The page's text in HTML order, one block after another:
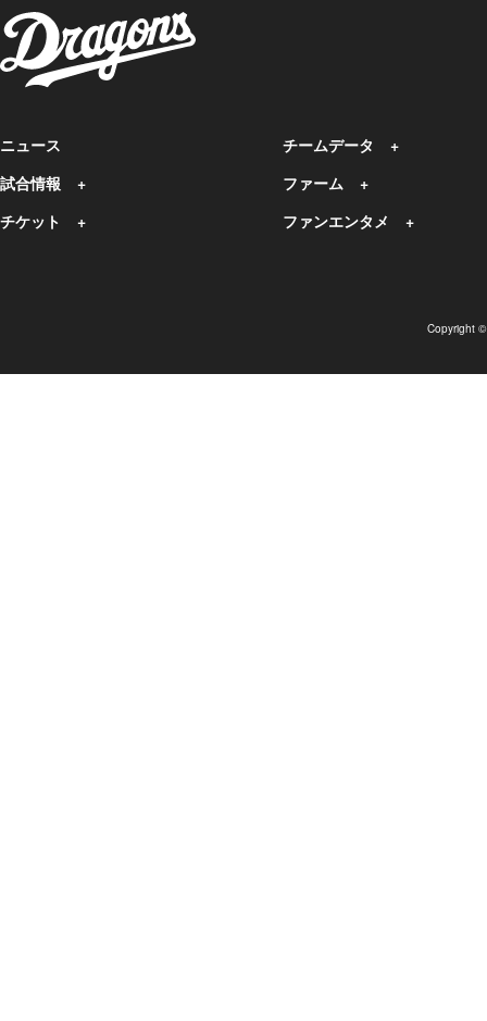
ニュース
試合情報
チケット
チームデータ
ファーム
ファンエンタメ
Copyright